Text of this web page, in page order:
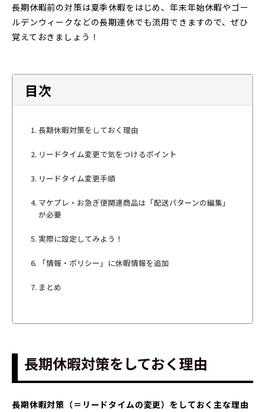
長期休暇前の対策は夏季休暇をはじめ、年末年始休暇やゴー
ルデンウィークなどの長期連休でも流用できますので、ぜひ
覚えておきましょう！
目次
長期休暇対策をしておく理由
リードタイム変更で気をつけるポイント
リードタイム変更手順
マケプレ・お急ぎ便関連商品は「配送パターンの編集」
が必要
実際に設定してみよう！
「情報・ポリシー」に休暇情報を追加
まとめ
長期休暇対策をしておく理由
長期休暇対策（＝リードタイムの変更）をしておく主な理由